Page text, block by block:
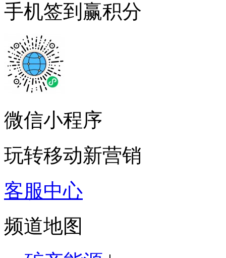
手机签到赢积分
微信小程序
玩转移动新营销
客服中心
频道地图